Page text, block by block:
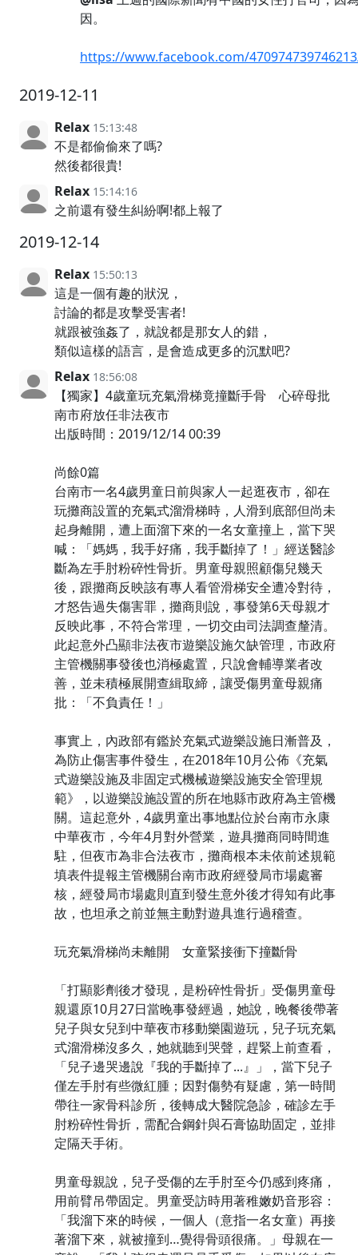
因。
https://www.facebook.com/
2019-12-11
Relax 15:13:48
不是都偷偷來了嗎?
然後都很貴!
Relax 15:14:16
之前還有發生糾紛啊!都上報了
2019-12-14
Relax 15:50:13
這是一個有趣的狀況，
討論的都是攻擊受害者!
就跟被強姦了，就說都是那女人的錯，
類似這樣的語言，是會造成更多的沉默吧?
Relax 18:56:08
【獨家】4歲童玩充氣滑梯竟撞斷手骨 心碎母批
南市府放任非法夜市
出版時間：2019/12/14 00:39
尚餘0篇
台南市一名4歲男童日前與家人一起逛夜市，卻在
玩攤商設置的充氣式溜滑梯時，人滑到底部但尚未
起身離開，遭上面溜下來的一名女童撞上，當下哭
喊：「媽媽，我手好痛，我手斷掉了！」經送醫診
斷為左手肘粉碎性骨折。男童母親照顧傷兒幾天
後，跟攤商反映該有專人看管滑梯安全遭冷對待，
才怒告過失傷害罪，攤商則說，事發第6天母親才
反映此事，不符合常理，一切交由司法調查釐清。
此起意外凸顯非法夜市遊樂設施欠缺管理，市政府
主管機關事發後也消極處置，只說會輔導業者改
善，並未積極展開查緝取締，讓受傷男童母親痛
批：「不負責任！」
事實上，內政部有鑑於充氣式遊樂設施日漸普及，
為防止傷害事件發生，在2018年10月公佈《充氣
式遊樂設施及非固定式機械遊樂設施安全管理規
範》，以遊樂設施設置的所在地縣市政府為主管機
關。這起意外，4歲男童出事地點位於台南市永康
中華夜市，今年4月對外營業，遊具攤商同時間進
駐，但夜市為非合法夜市，攤商根本未依前述規範
填表件提報主管機關台南市政府經發局市場處審
核，經發局市場處則直到發生意外後才得知有此事
故，也坦承之前並無主動對遊具進行過稽查。
玩充氣滑梯尚未離開 女童緊接衝下撞斷骨
「打顯影劑後才發現，是粉碎性骨折」受傷男童母
親還原10月27日當晚事發經過，她說，晚餐後帶著
兒子與女兒到中華夜市移動樂園遊玩，兒子玩充氣
式溜滑梯沒多久，她就聽到哭聲，趕緊上前查看，
「兒子邊哭邊說『我的手斷掉了...』」，當下兒子
僅左手肘有些微紅腫；因對傷勢有疑慮，第一時間
帶往一家骨科診所，後轉成大醫院急診，確診左手
肘粉碎性骨折，需配合鋼針與石膏協助固定，並排
定隔天手術。
男童母親說，兒子受傷的左手肘至今仍感到疼痛，
用前臂吊帶固定。男童受訪時用著稚嫩奶音形容：
「我溜下來的時候，一個人（意指一名女童）再接
著溜下來，就被撞到…覺得骨頭很痛。」母親在一